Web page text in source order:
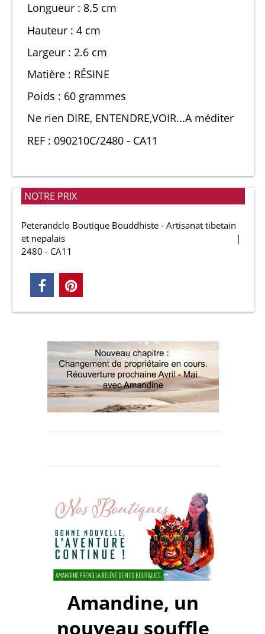
Longueur : 8.5 cm
Hauteur : 4 cm
Largeur : 2.6 cm
Matière : RÉSINE
Poids : 60 grammes
Ne rien DIRE, ENTENDRE,VOIR...A méditer
REF : 090210C/2480 - CA11
NOTRE PRIX
Peterandclo Boutique Bouddhiste - Artisanat tibetain
et nepalais
2480 - CA11
Amandine, un
nouveau souffle